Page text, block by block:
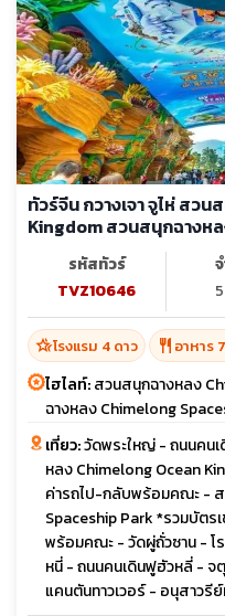
ทัวร์จีน กวางเจา จูไห่ สว
Kingdom สวนสนุกฉางห
รหัสทัวร์
TVZ10646
hotel_classโรงแรม 4 ดาว restaurant อาหาร
ไฮไลท์:สวนสนุกฉางหลง
ฉางหลง Chimelong
เที่ยว:วัดพระใหญ่ - ถนนคน
หลง Chimelong Ocean
ค่ารถไป-กลับพร้อมคณะ -
Spaceship Park *รวมบัตร
พร้อมคณะ - วัดผู่ถั่วซาน - โ
หนี่ - ถนนคนเดินฟูฮัวหลี่ - จ
แคนตันทาวเวอร์ - อนุสาวรี